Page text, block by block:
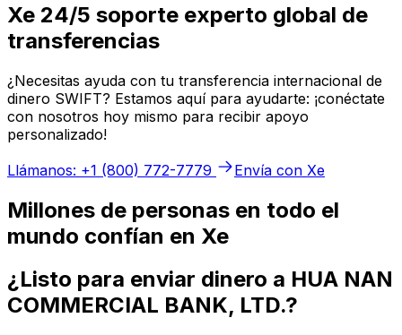
Xe 24/5 soporte experto global de
transferencias
¿Necesitas ayuda con tu transferencia internacional de
dinero SWIFT? Estamos aquí para ayudarte: ¡conéctate
con nosotros hoy mismo para recibir apoyo
personalizado!
Llámanos: +1 (800) 772-7779
Envía con Xe
Millones de personas en todo el
mundo confían en Xe
¿Listo para enviar dinero a HUA NAN
COMMERCIAL BANK, LTD.?